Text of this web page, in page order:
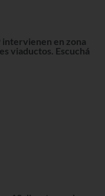
intervienen en zona
viaductos. Escuchá